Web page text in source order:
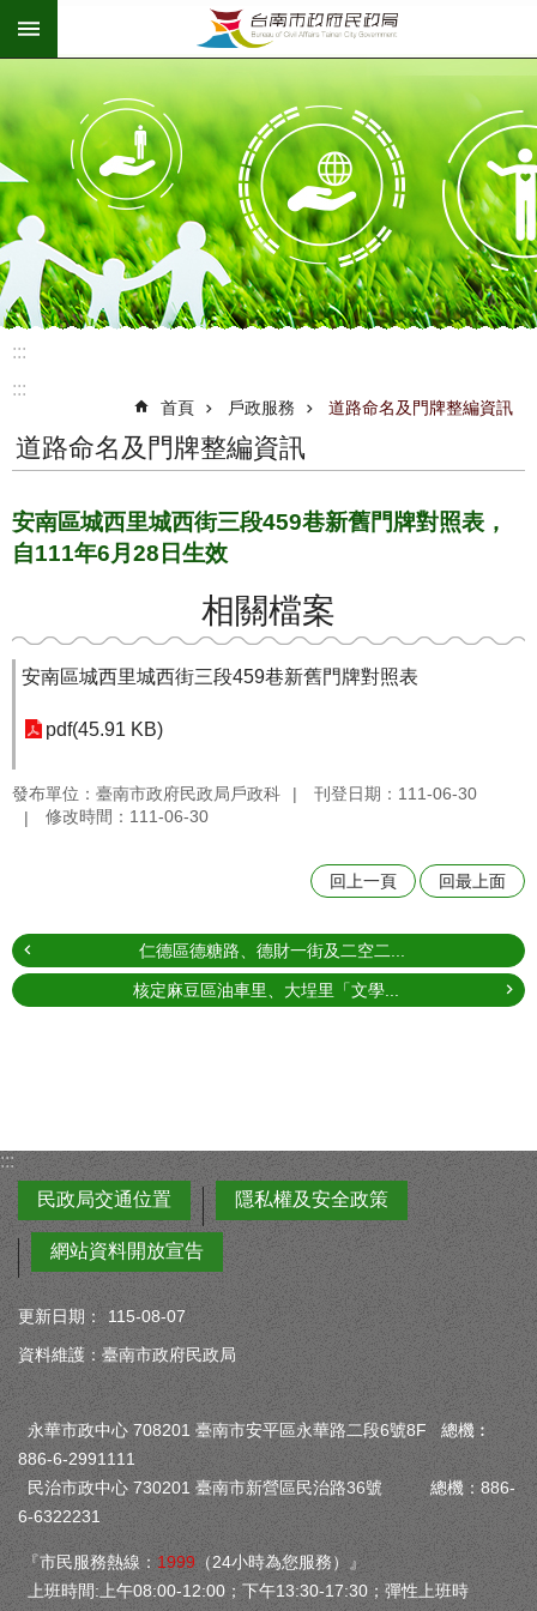
跳到主要內容區塊
:::
:::
首頁 戶政服務 道路命名及門牌整編資訊
道路命名及門牌整編資訊
安南區城西里城西街三段459巷新舊門牌對照表，
自111年6月28日生效
相關檔案
安南區城西里城西街三段459巷新舊門牌對照表
pdf(45.91 KB)
發布單位：臺南市政府民政局戶政科
刊登日期：111-06-30
修改時間：111-06-30
回上一頁 回最上面
仁德區德糖路、德財一街及二空二...
核定麻豆區油車里、大埕里「文學...
:::
民政局交通位置
隱私權及安全政策
網站資料開放宣告
更新日期：
115-08-07
資料維護：臺南市政府民政局
永華市政中心 708201 臺南市安平區永華路二段6號8F 總機︰
886-6-2991111
民治市政中心 730201 臺南市新營區民治路36號 總機：886-
6-6322231
『市民服務熱線： 1999 （24小時為您服務）』
上班時間:上午08:00-12:00；下午13:30-17:30；彈性上班時